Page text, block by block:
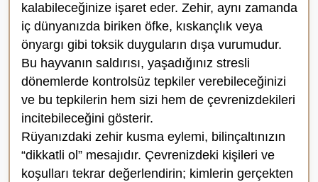
kalabileceğinize işaret eder. Zehir, aynı zamanda
iç dünyanızda biriken öfke, kıskançlık veya
önyargı gibi toksik duyguların dışa vurumudur.
Bu hayvanın saldırısı, yaşadığınız stresli
dönemlerde kontrolsüz tepkiler verebileceğinizi
ve bu tepkilerin hem sizi hem de çevrenizdekileri
incitebileceğini gösterir.
Rüyanızdaki zehir kusma eylemi, bilinçaltınızın
“dikkatli ol” mesajıdır. Çevrenizdeki kişileri ve
koşulları tekrar değerlendirin; kimlerin gerçekten